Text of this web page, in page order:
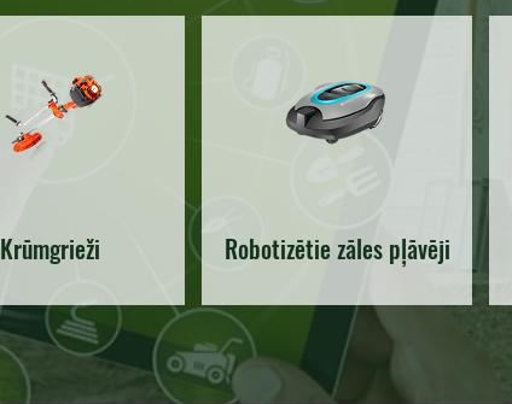
Krūmgrieži Robotizētie zāles pļāvēji